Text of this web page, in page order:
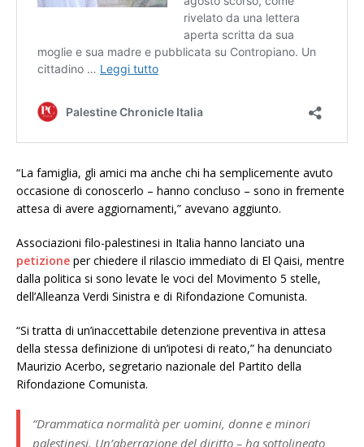
“La famiglia, gli amici ma anche chi ha semplicemente avuto
occasione di conoscerlo – hanno concluso – sono in fremente
attesa di avere aggiornamenti,” avevano aggiunto.
Associazioni filo-palestinesi in Italia hanno lanciato una
petizione per chiedere il rilascio immediato di El Qaisi, mentre
dalla politica si sono levate le voci del Movimento 5 stelle,
dell’Alleanza Verdi Sinistra e di Rifondazione Comunista.
“Si tratta di un’inaccettabile detenzione preventiva in attesa
della stessa definizione di un’ipotesi di reato,” ha denunciato
Maurizio Acerbo, segretario nazionale del Partito della
Rifondazione Comunista.
“Drammatica normalità per uomini, donne e minori
palestinesi. Un’aberrazione del diritto – ha sottolineato